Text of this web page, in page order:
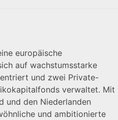
europäische
auf wachstumsstarke
und zwei Private-
verwaltet. Mit
und den Niederlanden
und ambitionierte